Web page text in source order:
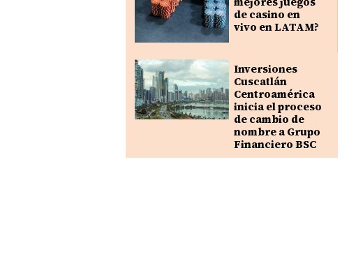
de casino en
vivo en LATAM?
Inversiones
Cuscatlán
Centroamérica
inicia el proceso
de cambio de
nombre a Grupo
Financiero BSC